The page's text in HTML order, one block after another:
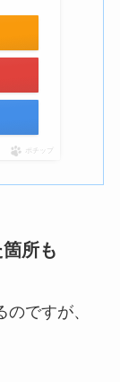
ポチップ
所も
ですが、